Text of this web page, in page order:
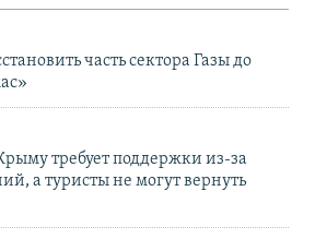
часть сектора Газы до
требует поддержки из-за
а туристы не могут вернуть